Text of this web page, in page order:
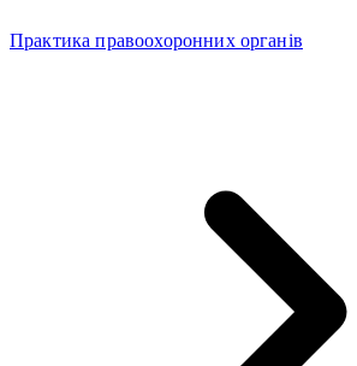
Практика правоохоронних органів